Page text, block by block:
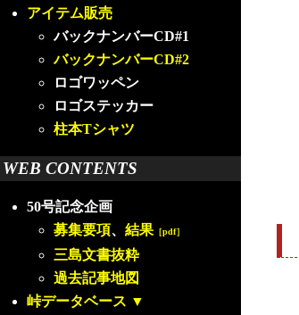
アイテム販売
バックナンバーCD#1
バックナンバーCD#2
ロゴワッペン
ロゴステッカー
柱本Tシャツ
WEB CONTENTS
50号記念企画
募集要項、 結果 ［pdf］
三島文書抜粋
過去記事地図
峠データベース ▼